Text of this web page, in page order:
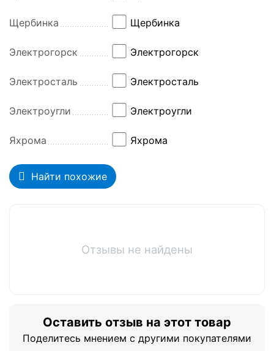
Щербинка Щербинка
Электрогорск Электрогорск
Электросталь Электросталь
Электроугли Электроугли
Яхрома Яхрома
Найти похожие
Отзывы не найдены
Оставить отзыв на этот товар
Поделитесь мнением с другими покупателями